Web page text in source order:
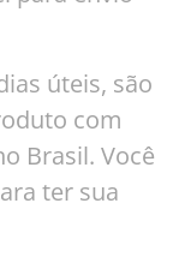
úteis, são
com
Brasil. Você
ter sua